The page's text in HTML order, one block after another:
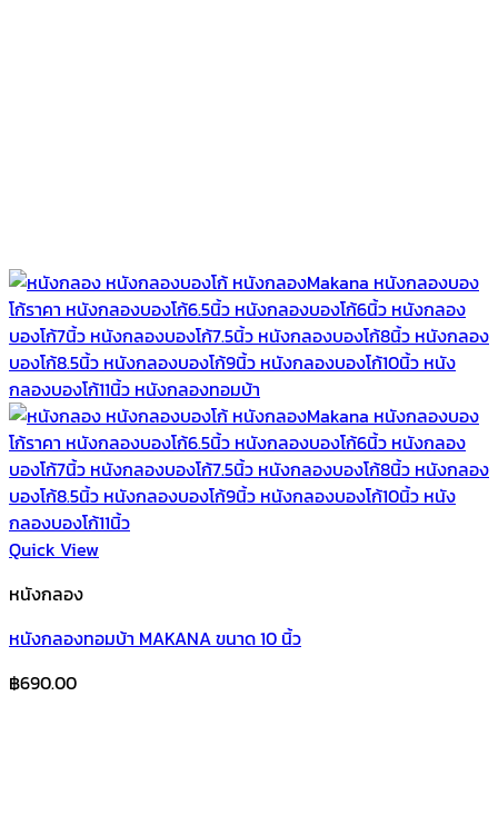
Quick View
หนังกลอง
หนังกลองทอมบ้า MAKANA ขนาด 10 นิ้ว
฿690.00